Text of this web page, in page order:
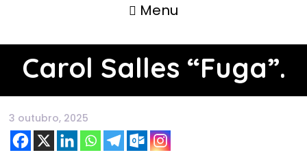
Menu
Carol Salles “Fuga”.
3 outubro, 2025